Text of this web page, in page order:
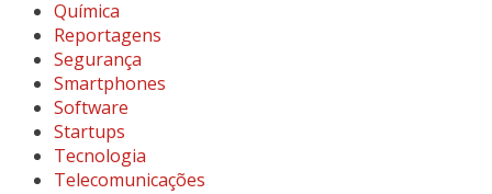
Química
Reportagens
Segurança
Smartphones
Software
Startups
Tecnologia
Telecomunicações